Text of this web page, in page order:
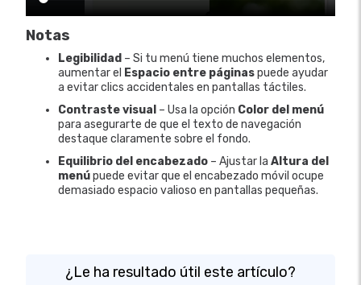
Notas
Legibilidad – Si tu menú tiene muchos elementos,
aumentar el Espacio entre páginaspuede ayudar
a evitar clics accidentales en pantallas táctiles.
Contraste visual – Usa la opción Color del menú
para asegurarte de que el texto de navegación
destaque claramente sobre el fondo.
Equilibrio del encabezado – Ajustar la Altura del
menúpuede evitar que el encabezado móvil ocupe
demasiado espacio valioso en pantallas pequeñas.
¿Le ha resultado útil este artículo?